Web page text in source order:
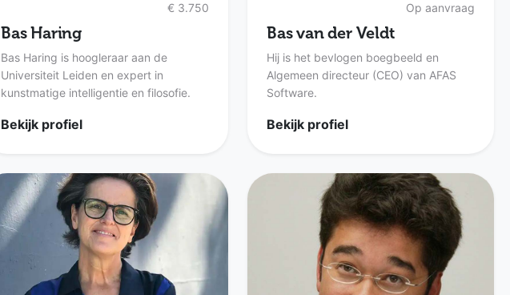
€ 3.750
Bas Haring
Bas Haring is hoogleraar aan de
Universiteit Leiden en expert in
kunstmatige intelligentie en filosofie.
Bekijk profiel
Op aanvraag
Bas van der Veldt
Hij is het bevlogen boegbeeld en
Algemeen directeur (CEO) van AFAS
Software.
Bekijk profiel